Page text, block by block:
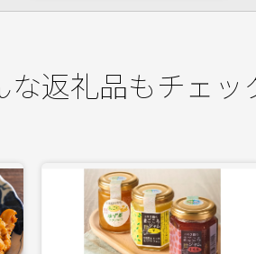
返礼品もチェッ